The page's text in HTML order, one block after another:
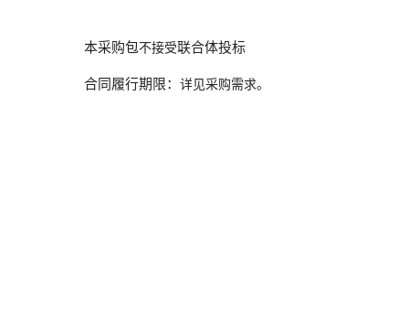
本采购包不接受联合体投标
合同履行期限： 详见采购需求。